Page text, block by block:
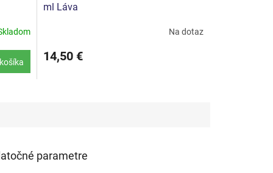
ml Láva
Na dotaz
14,50 €
parametre